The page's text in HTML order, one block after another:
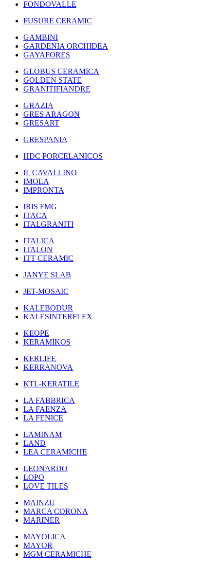
FONDOVALLE
FUSURE CERAMIC
GAMBINI
GARDENIA ORCHIDEA
GAYAFORES
GLOBUS CERAMICA
GOLDEN STATE
GRANITIFIANDRE
GRAZIA
GRES ARAGON
GRESART
GRESPANIA
HDC PORCELANICOS
IL CAVALLINO
IMOLA
IMPRONTA
IRIS FMG
ITACA
ITALGRANITI
ITALICA
ITALON
ITT CERAMIC
JANYE SLAB
JET-MOSAIC
KALEBODUR
KALESINTERFLEX
KEOPE
KERAMIKOS
KERLIFE
KERRANOVA
KTL-KERATILE
LA FABBRICA
LA FAENZA
LA FENICE
LAMINAM
LAND
LEA CERAMICHE
LEONARDO
LOPO
LOVE TILES
MAINZU
MARCA CORONA
MARINER
MAYOLICA
MAYOR
MGM CERAMICHE